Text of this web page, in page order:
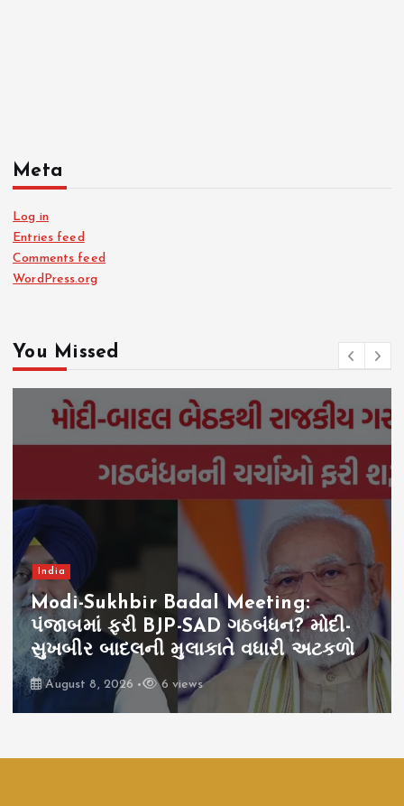
Meta
Log in
Entries feed
Comments feed
WordPress.org
You Missed
India
Modi-Sukhbir Badal Meeting:
પંજાબમાં ફરી BJP-SAD ગઠબંધન? મોદી-
સુખબીર બાદલની મુલાકાતે વધારી અટકળો
August 8, 2026 6 views